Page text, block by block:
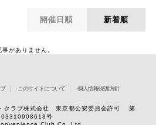
開催日順 新着順
事がありません。
このサイトについて 個人情報保護方針
クラブ株式会社 東京都公安委員会許可 第
号